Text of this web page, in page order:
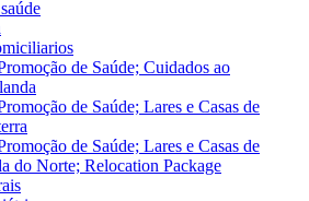
de Saúde; Cuidados ao
de Saúde; Lares e Casas de
de Saúde; Lares e Casas de
do Norte; Relocation Package